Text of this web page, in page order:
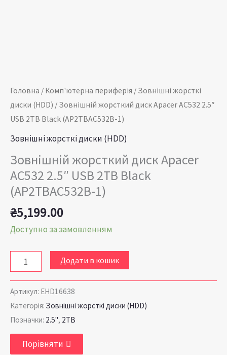
Головна / Комп'ютерна периферія / Зовнішні жорсткі
диски (HDD) / Зовнішній жорсткий диск Apacer AC532 2.5″
USB 2TB Black (AP2TBAC532B-1)
Зовнішні жорсткі диски (HDD)
Зовнішній жорсткий диск Apacer
AC532 2.5″ USB 2TB Black
(AP2TBAC532B-1)
₴5,199.00
Доступно за замовленням
Додати в кошик
Артикул: EHD16638
Категорія: Зовнішні жорсткі диски (HDD)
Позначки: 2.5", 2TB
Порівняти